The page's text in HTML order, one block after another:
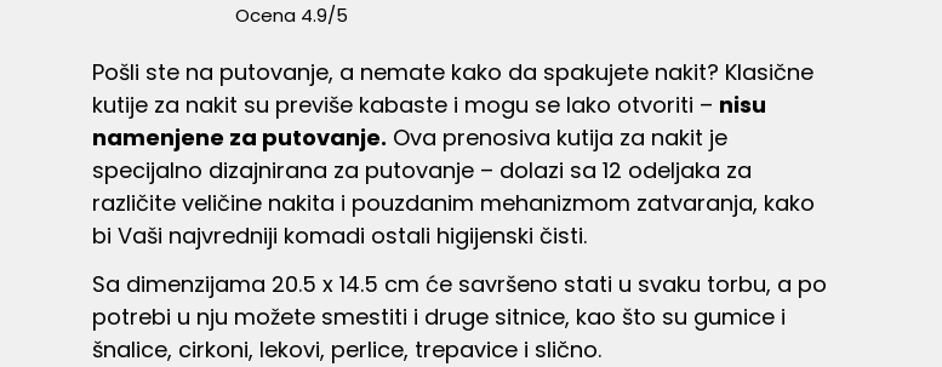
Ocena 4.9/5
Pošli ste na putovanje, a nemate kako da spakujete nakit? Klasične
kutije za nakit su previše kabaste i mogu se lako otvoriti – nisu
namenjene za putovanje. Ova prenosiva kutija za nakit je
specijalno dizajnirana za putovanje – dolazi sa 12 odeljaka za
različite veličine nakita i pouzdanim mehanizmom zatvaranja, kako
bi Vaši najvredniji komadi ostali higijenski čisti.
Sa dimenzijama 20.5 x 14.5 cm će savršeno stati u svaku torbu, a po
potrebi u nju možete smestiti i druge sitnice, kao što su gumice i
šnalice, cirkoni, lekovi, perlice, trepavice i slično.